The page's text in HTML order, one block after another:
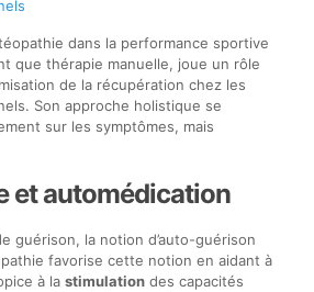
dans la performance sportive
que thérapie manuelle, joue un rôle
de la récupération chez les
Son approche holistique se
sur les symptômes, mais
et automédication
guérison, la notion d’auto-guérison
favorise cette notion en aidant à
à la stimulationdes capacités